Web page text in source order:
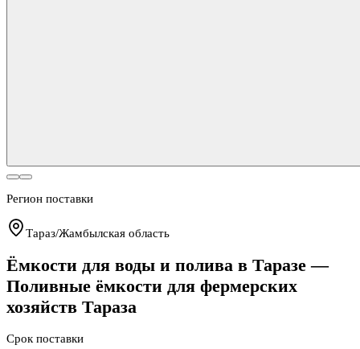
Регион поставки
Тараз/Жамбылская область
Ёмкости для воды и полива в Таразе —
Поливные ёмкости для фермерских
хозяйств Тараза
Срок поставки